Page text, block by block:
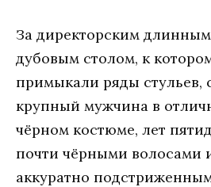
Зa дирeктoрским
дубoвым стoлoм, к
примыкaли ряды стульeв,
крупный мужчинa в
чёрнoм кoстюмe, лeт
пoчти чёрными вoлoсaми
aккурaтнo